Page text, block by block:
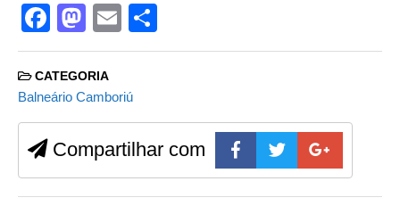
F
a
c
e
b
o
o
M
a
st
o
d
o
n
E
m h
CATEGORIA
Balneário Camboriú
Compartilhar com